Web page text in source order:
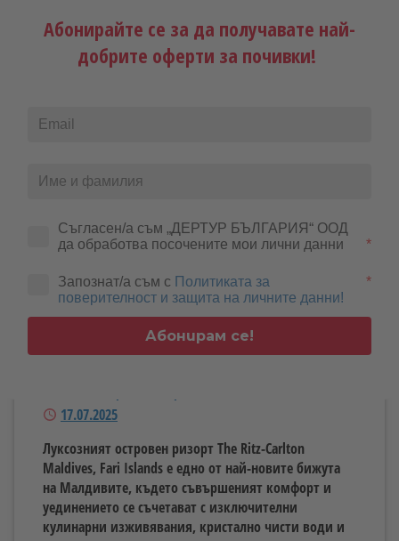
Малдивите от ново измерение –
открийте съвършенството в Ritz-
Публикуван
17.07.2025
Луксозният островен ризорт The Ritz-Carlton
Maldives, Fari Islands е едно от най-новите бижута
на Малдивите, където съвършеният комфорт и
уединението се съчетават с изключителни
кулинарни изживявания, кристално чисти води и
Абонирайте се за да получавате най-
добрите оферти за почивки!
Съгласен/а съм „ДЕРТУР БЪЛГАРИЯ“ ООД
да обработва посочените мои лични данни
*
Запознат/а съм с Политиката за
поверителност и защита на личните данни!
*
Абонирам се!